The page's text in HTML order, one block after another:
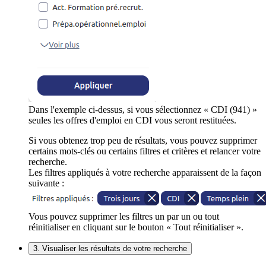
Dans l'exemple ci-dessus, si vous sélectionnez « CDI (941) »
seules les offres d'emploi en CDI vous seront restituées.
Si vous obtenez trop peu de résultats, vous pouvez supprimer
certains mots-clés ou certains filtres et critères et relancer votre
recherche.
Les filtres appliqués à votre recherche apparaissent de la façon
suivante :
Vous pouvez supprimer les filtres un par un ou tout
réinitialiser en cliquant sur le bouton « Tout réinitialiser ».
3. Visualiser les résultats de votre recherche